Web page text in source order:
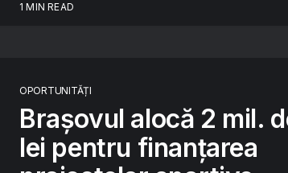
1 MIN READ
OPORTUNITĂȚI
Brașovul alocă 2 mil.
lei pentru finanțarea